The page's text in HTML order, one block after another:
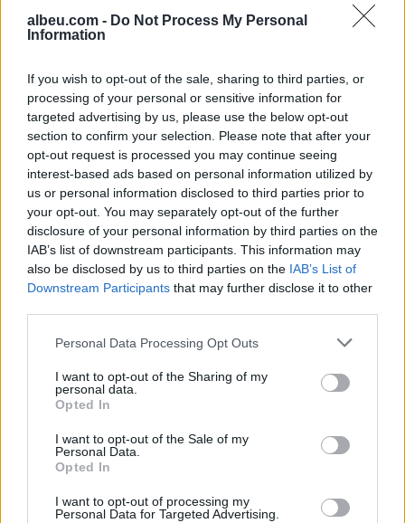
albeu.com - Do Not Process My Personal
Information
If you wish to opt-out of the sale, sharing to third parties, or
processing of your personal or sensitive information for
targeted advertising by us, please use the below opt-out
section to confirm your selection. Please note that after your
opt-out request is processed you may continue seeing
interest-based ads based on personal information utilized by
us or personal information disclosed to third parties prior to
your opt-out. You may separately opt-out of the further
disclosure of your personal information by third parties on the
IAB’s list of downstream participants. This information may
also be disclosed by us to third parties on the IAB’s List of
Downstream Participants that may further disclose it to other
Personal Data Processing Opt Outs
I want to opt-out of the Sharing of my
personal data.
Opted In
I want to opt-out of the Sale of my
Personal Data.
Opted In
I want to opt-out of processing my
Personal Data for Targeted Advertising.
42.2 gradë Celsius
Esim for Global
Esim for USA|Esim for Italy| Esim for Spain|Esim